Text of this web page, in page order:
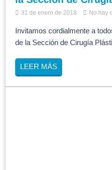
31 de enero de 2018 No hay
Invitamos cordialmente a
de la Sección de Cirugía
LEER MÁS